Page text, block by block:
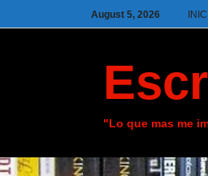
August 5, 2026
"Lo que mas me